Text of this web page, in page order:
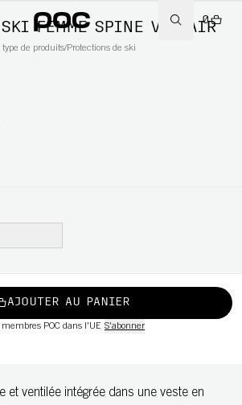
0
type de produits/Protections de ski
FEMME SPINE VPD AIR
AJOUTER AU PANIER
POC dans l'UE S'abonner
et ventilée intégrée dans une veste en